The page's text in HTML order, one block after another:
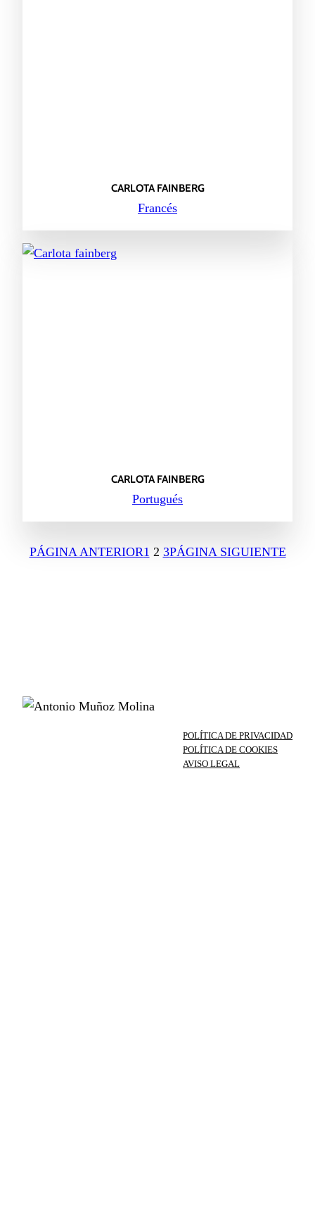
CARLOTA FAINBERG
Francés
CARLOTA FAINBERG
Portugués
PÁGINA ANTERIOR1 2 3PÁGINA SIGUIENTE
POLÍTICA DE PRIVACIDAD
POLÍTICA DE COOKIES
AVISO LEGAL